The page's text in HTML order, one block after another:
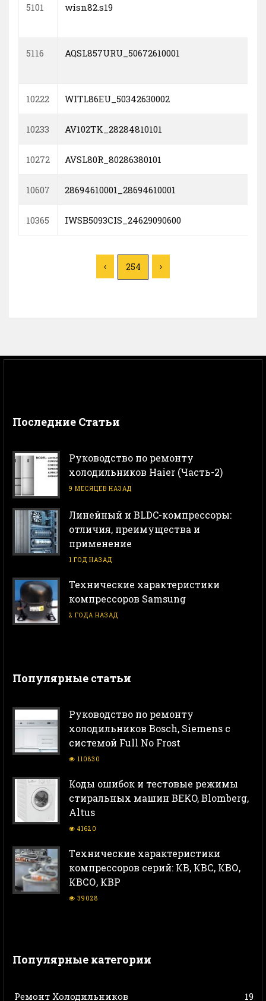
5101 wisn82.s19
5116 AQSL857URU_50672610001
10222 WITL86EU_50342630002
10233 AV102TK_28284810101
10272 AVSL80R_80286380101
10607 28694610001_28694610001
10365 IWSB5093CIS_24629090600
‹ 254 ›
Последние Статьи
Руководство по ремонту
холодильников Haier (Часть-2)
9 МЕСЯЦЕВ НАЗАД
Линейный и BLDC-компрессоры:
отличия, преимущества и
применение
1 ГОД НАЗАД
Технические характеристики
компрессоров Samsung
2 ГОДА НАЗАД
Популярные статьи
Руководство по ремонту
холодильников Bosch, Siemens с
системой Full No Frost
110830
Коды ошибок и тестовые режимы
стиральных машин BEKO, Blomberg,
Altus
41620
Тeхнические характеристики
компрессоров серий: КВ, КВС, КВО,
КВСО, КВР
39028
Популярные категории
Ремонт Холодильников 19